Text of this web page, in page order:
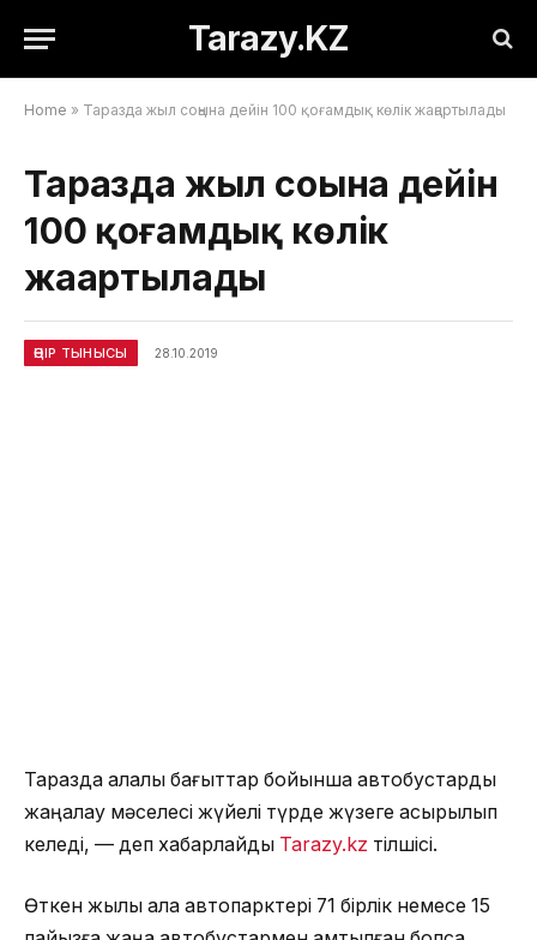
Tarazy.KZ
Home » Таразда жыл соңына дейін 100 қоғамдық көлік жаңартылады
Таразда жыл соңына дейін
100 қоғамдық көлік
жаңартылады
ӨҢІР ТЫНЫСЫ 28.10.2019
Таразда қалалық бағыттар бойынша автобустарды
жаңалау мәселесі жүйелі түрде жүзеге асырылып
келеді, — деп хабарлайды Tarazy.kz тілшісі.
Өткен жылы қала автопарктері 71 бірлік немесе 15